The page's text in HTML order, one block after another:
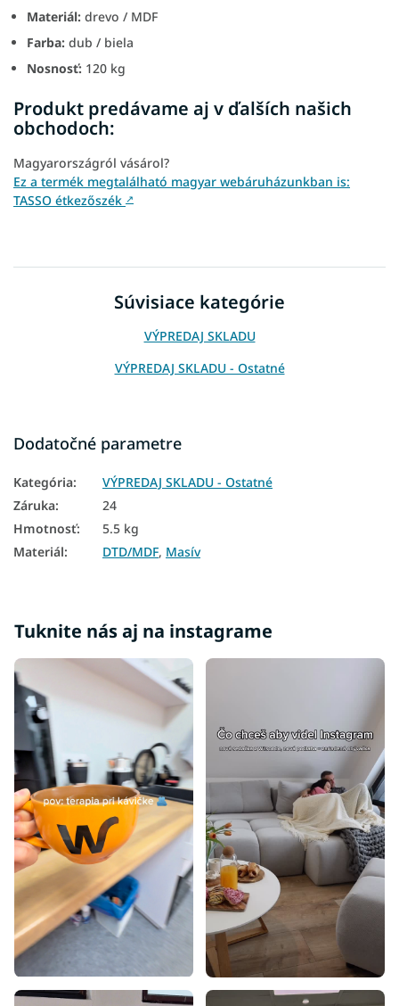
Materiál: drevo / MDF
Farba: dub / biela
Nosnosť: 120 kg
Produkt predávame aj v ďalších našich
obchodoch:
Magyarországról vásárol?
Ez a termék megtalálható magyar webáruházunkban is:
TASSO étkezőszék ↗
Súvisiace kategórie
VÝPREDAJ SKLADU
VÝPREDAJ SKLADU - Ostatné
Dodatočné parametre
Kategória:
VÝPREDAJ SKLADU - Ostatné
Záruka:
24
Hmotnosť:
5.5 kg
Materiál: DTD/MDF, Masív
Tuknite nás aj na instagrame